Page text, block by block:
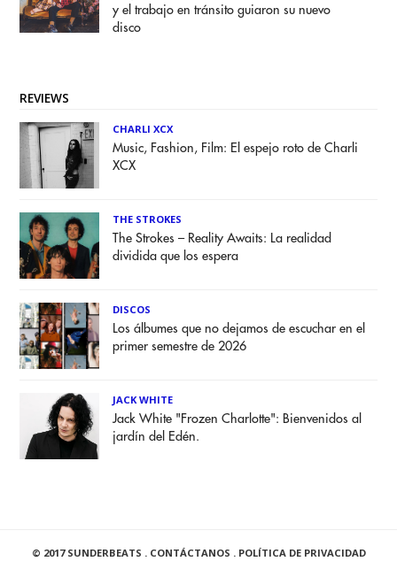
y el trabajo en tránsito guiaron su nuevo
disco
REVIEWS
CHARLI XCX
Music, Fashion, Film: El espejo roto de Charli
XCX
THE STROKES
The Strokes – Reality Awaits: La realidad
dividida que los espera
DISCOS
Los álbumes que no dejamos de escuchar en el
primer semestre de 2026
JACK WHITE
Jack White "Frozen Charlotte": Bienvenidos al
jardín del Edén.
© 2017 SUNDERBEATS . CONTÁCTANOS . POLÍTICA DE PRIVACIDAD